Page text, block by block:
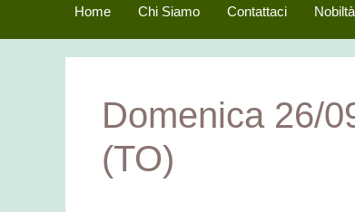
Home Chi Siamo Contattaci
Domenica 26/
(TO)